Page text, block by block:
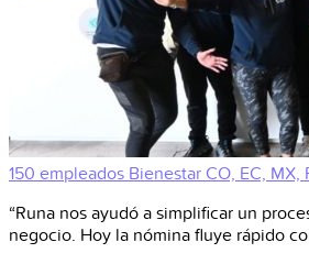
150 empleados Bienestar CO, EC, MX,
“Runa nos ayudó a simplificar un
negocio. Hoy la nómina fluye rápido